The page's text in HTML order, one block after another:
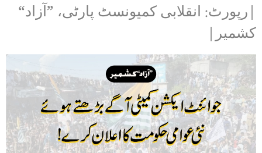
|رپورٹ: انقلابی کمیونسٹ پارٹی، ”آزاد“
کشمیر|